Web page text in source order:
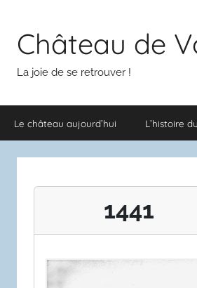
contenuChâteau de
La joie de se retrouver !
Le château aujourd’hui L’histoire
1441